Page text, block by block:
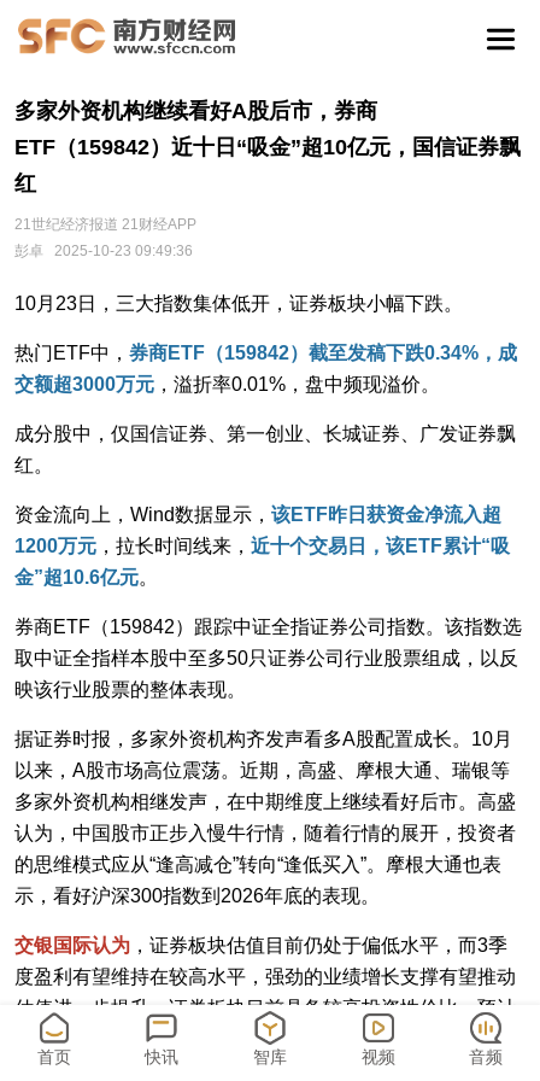
多家外资机构继续看好A股后市，券商
ETF（159842）近十日“吸金”超10亿元，国信证券飘
红
21世纪经济报道 21财经APP
彭卓
2025-10-23 09:49:36
10月23日，三大指数集体低开，证券板块小幅下跌。
热门ETF中， 券商ETF（159842）截至发稿下跌0.34%，成
交额超3000万元 ，溢折率0.01%，盘中频现溢价。
成分股中，仅国信证券、第一创业、长城证券、广发证券飘
红。
资金流向上，Wind数据显示， 该ETF昨日获资金净流入超
1200万元 ，拉长时间线来， 近十个交易日，该ETF累计“吸
金”超10.6亿元。
券商ETF（159842）跟踪中证全指证券公司指数。该指数选
取中证全指样本股中至多50只证券公司行业股票组成，以反
映该行业股票的整体表现。
据证券时报，多家外资机构齐发声看多A股配置成长。10月
以来，A股市场高位震荡。近期，高盛、摩根大通、瑞银等
多家外资机构相继发声，在中期维度上继续看好后市。高盛
认为，中国股市正步入慢牛行情，随着行情的展开，投资者
的思维模式应从“逢高减仓”转向“逢低买入”。摩根大通也表
示，看好沪深300指数到2026年底的表现。
交银国际认为 ，证券板块估值目前仍处于偏低水平，而3季
度盈利有望维持在较高水平，强劲的业绩增长支撑有望推动
估值进一步提升。证券板块目前具备较高投资性价比，预计
短期市场情绪波动将提供投资机会。
首页 快讯 智库 视频 音频